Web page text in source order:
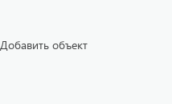
Добавить объект